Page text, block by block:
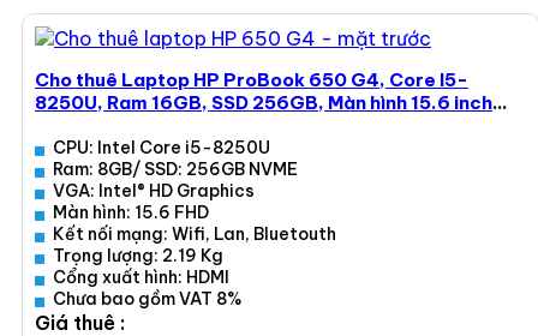
Cho thuê Laptop HP ProBook 650 G4, Core I5-
8250U, Ram 16GB, SSD 256GB, Màn hình 15.6 inch
CPU: Intel Core i5-8250U
Ram: 8GB/ SSD: 256GB NVME
VGA: Intel® HD Graphics
Màn hình: 15.6 FHD
Kết nối mạng: Wifi, Lan, Bluetouth
Trọng lượng: 2.19 Kg
Cổng xuất hình: HDMI
Chưa bao gồm VAT 8%
Giá thuê :